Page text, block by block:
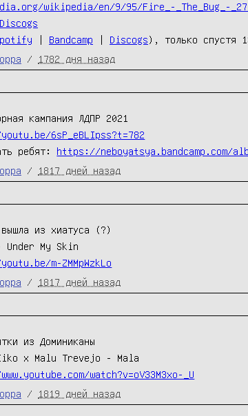
wikipedia/en/9/95/Fire_-_The_Bug_-
Discogs
Bandcamp Discogs), только спустя
/ 1782 дня назад
кампания ЛДПР 2021
6sP_eBLIpss?t=782
ребят: https://neboyatsya.bandcamp.com/
/ 1817 дней назад
из хиатуса (?)
My Skin
m-ZMMpWzkLo
/ 1817 дней назад
из Доминиканы
x Malu Trevejo - Mala
watch?v=oV33M3xo-_U
/ 1819 дней назад